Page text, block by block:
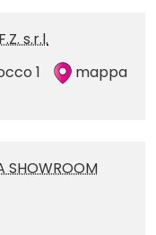
s.r.l.
1
mappa
SHOWROOM